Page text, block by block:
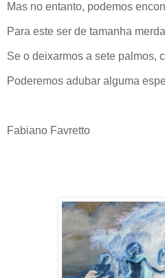
Mas no entanto, podemos
Para este ser de tamanha
Se o deixarmos a sete palmos,
Poderemos adubar alguma
Fabiano Favretto